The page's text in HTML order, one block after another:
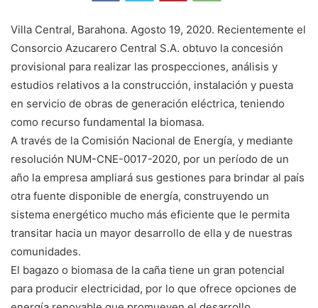
Villa Central, Barahona. Agosto 19, 2020. Recientemente el
Consorcio Azucarero Central S.A. obtuvo la concesión
provisional para realizar las prospecciones, análisis y
estudios relativos a la construcción, instalación y puesta
en servicio de obras de generación eléctrica, teniendo
como recurso fundamental la biomasa.
A través de la Comisión Nacional de Energía, y mediante
resolución NUM-CNE-0017-2020, por un período de un
año la empresa ampliará sus gestiones para brindar al país
otra fuente disponible de energía, construyendo un
sistema energético mucho más eficiente que le permita
transitar hacia un mayor desarrollo de ella y de nuestras
comunidades.
El bagazo o biomasa de la caña tiene un gran potencial
para producir electricidad, por lo que ofrece opciones de